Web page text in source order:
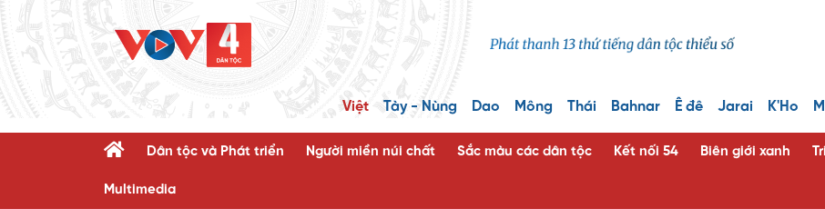
Việt Tày - Nùng Dao Mông Thái Bahnar Ê đê Jarai K'Ho
Dân tộc và Phát triển Người miền núi chất Sắc màu các dân tộc Kết nối 54 Biên giới xanh
Multimedia